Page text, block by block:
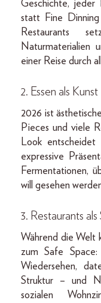
Geschichte,
statt Fine
Restaurants
Naturmaterialien
einer Reise durch
2. Essen als Kunst
2026 ist
Pieces und viele
Look
expressive
Fermentationen,
will gesehen
3. Restaurants
Während die Welt
zum Safe
Wiedersehen,
Struktur – und
sozialen